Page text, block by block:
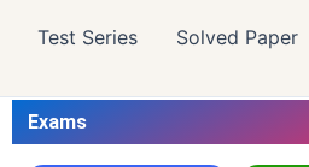
Test Series Solved Paper
Exams